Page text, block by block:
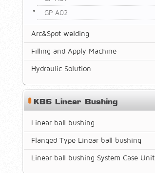
GP A02
Arc&Spot welding
Filling and Apply Machine
Hydraulic Solution
KBS Linear Bushing
Linear ball bushing
Flanged Type Linear ball bushing
Linear ball bushing System Case Unit